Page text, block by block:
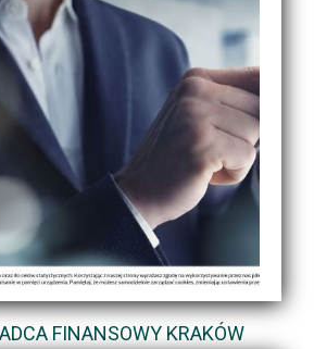
FINANSOWY KRAKÓW